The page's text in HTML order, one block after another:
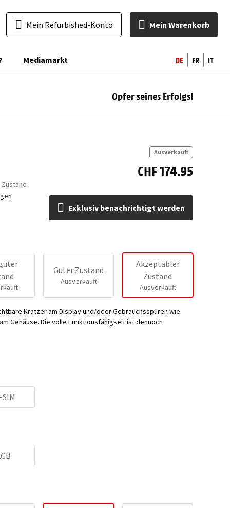
Mein Refurbished-Konto Mein Warenkorb
Mediamarkt DE FR IT
Opfer seines Erfolgs!
Zustand
Ausverkauft
CHF 174.95
Exklusiv benachrichtigt werden
Guter Zustand
Ausverkauft
Akzeptabler
Zustand
Ausverkauft
Kratzer am Display und/oder Gebrauchsspuren wie
Gehäuse. Die volle Funktionsfähigkeit ist dennoch